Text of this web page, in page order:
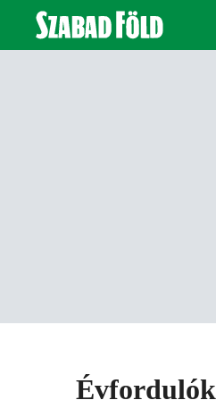
Évfordulók